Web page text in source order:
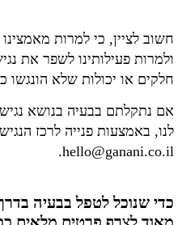
חשוב לציין, כי למרות
ולמרות פעילותינו לשפר את
חלקים או יכולות שלא הונגשו
אם נתקלתם בבעיה בנושא
לנו, באמצעות פנייה לרכז
hello@ganani.co.il
.
כדי שנוכל לטפל בבעיה